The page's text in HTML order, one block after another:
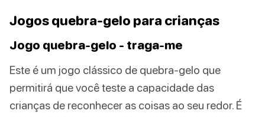
Jogos quebra-gelo para crianças
Jogo quebra-gelo - traga-me
Este é um jogo clássico de quebra-gelo que
permitirá que você teste a capacidade das
crianças de reconhecer as coisas ao seu redor. É